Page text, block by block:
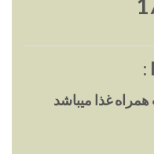
:
غذا میباشد